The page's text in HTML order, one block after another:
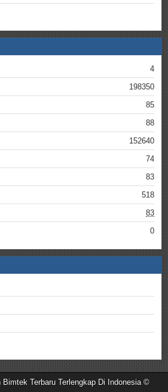
4
198350
85
88
152640
74
83
518
83
0
Bimtek Terbaru Terlengkap Di Indonesia ©